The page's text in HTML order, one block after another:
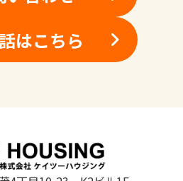
はこちら